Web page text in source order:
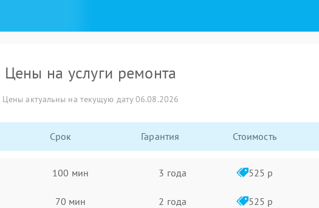
Цены на услуги ремонта
Цены актуальны на текущую дату 06.08.2026
Срок Гарантия Стоимость
100 мин 3 года 525 р
70 мин 2 года 525 р